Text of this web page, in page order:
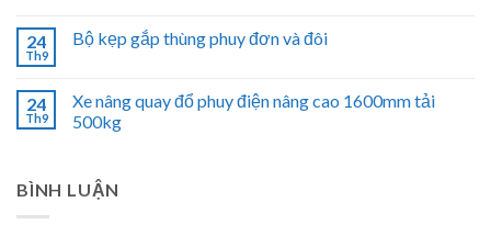
24
Th9
Bộ kẹp gắp thùng phuy đơn và đôi
24
Th9
Xe nâng quay đổ phuy điện nâng cao 1600mm tải
500kg
BÌNH LUẬN